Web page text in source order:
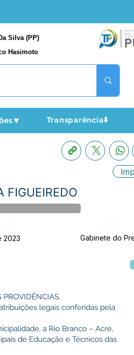
Silva (PP)
Hasimoto
Transparência⬇️
2023 Gabinete do
PROVIDÊNCIAS.
legais conferidas pela
a Rio Branco – Acre,
de Educação e Técnicos das